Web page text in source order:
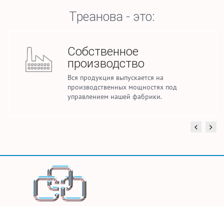
Треанова - это:
Стабильные объемы
производства
Ежемесячно мы производим до 2,5 млн.
погонных метров тканей для домашнего
текстиля и спецодежды.